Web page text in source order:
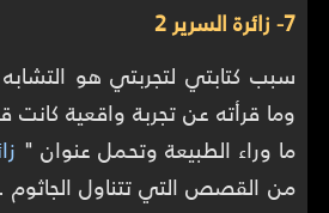
7- زائرة السرير 2
سبب كتابتي لتجربتي هو
وما قرأته عن تجربة واقعية
ما وراء الطبيعة وتحمل عنوان "
من القصص التي تتناول